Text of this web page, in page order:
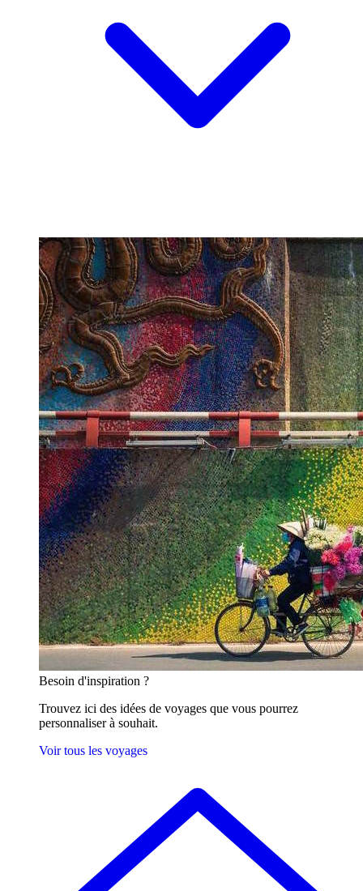
Besoin d'inspiration ?
Trouvez ici des idées de voyages que vous pourrez
personnaliser à souhait.
Voir tous les voyages